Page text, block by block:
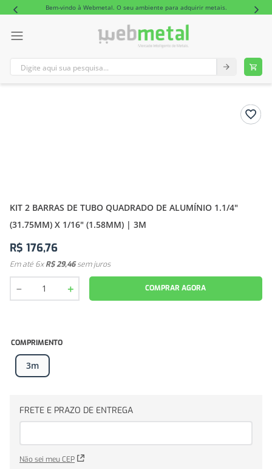
Bem-vindo à Webmetal. O seu ambiente para adquirir metais.
Digite aqui sua pesquisa...
KIT 2 BARRAS DE TUBO QUADRADO DE ALUMÍNIO 1.1/4"
(31.75MM) X 1/16" (1.58MM) | 3M
R$ 176,76
Em até 6xR$29,46sem juros
＋
－ COMPRAR AGORA
COMPRIMENTO
3m
Não sei meu CEP